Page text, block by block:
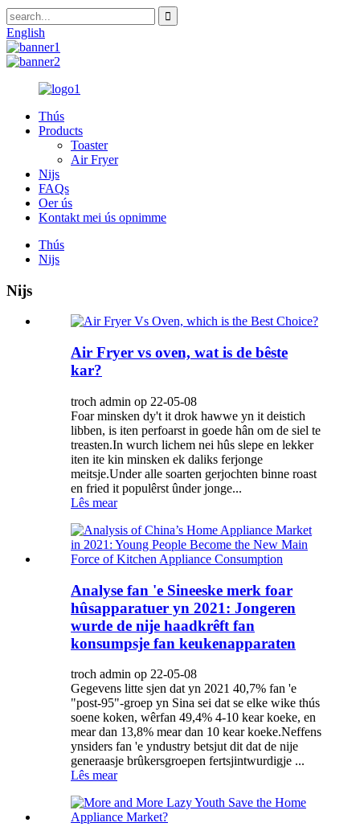
English
Thús
Products
Toaster
Air Fryer
Nijs
FAQs
Oer ús
Kontakt mei ús opnimme
Thús
Nijs
Nijs
Air Fryer vs oven, wat is de bêste
kar?
troch admin op 22-05-08
Foar minsken dy't it drok hawwe yn it deistich
libben, is iten perfoarst in goede hân om de siel te
treasten.In wurch lichem nei hûs slepe en lekker
iten ite kin minsken ek daliks ferjonge
meitsje.Under alle soarten gerjochten binne roast
en fried it populêrst ûnder jonge...
Lês mear
Analyse fan 'e Sineeske merk foar
hûsapparatuer yn 2021: Jongeren
wurde de nije haadkrêft fan
konsumpsje fan keukenapparaten
troch admin op 22-05-08
Gegevens litte sjen dat yn 2021 40,7% fan 'e
"post-95"-groep yn Sina sei dat se elke wike thús
soene koken, wêrfan 49,4% 4-10 kear koeke, en
mear dan 13,8% mear dan 10 kear koeke.Neffens
ynsiders fan 'e yndustry betsjut dit dat de nije
generaasje brûkersgroepen fertsjintwurdigje ...
Lês mear